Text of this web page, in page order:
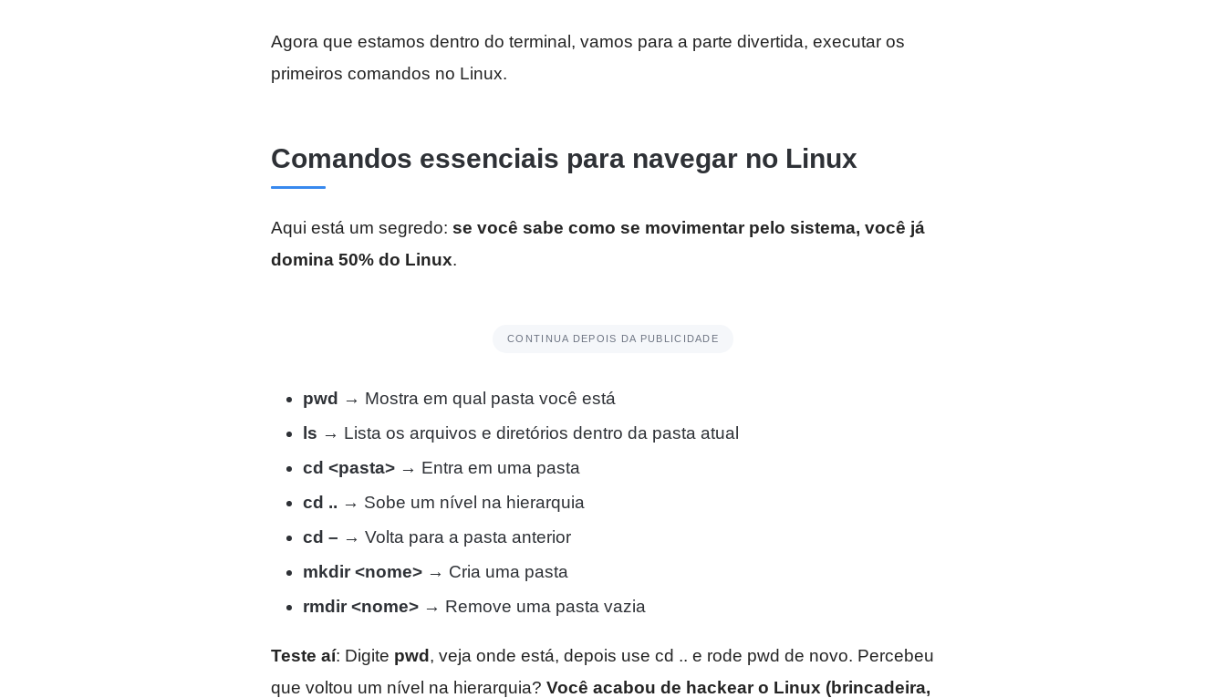
Agora que estamos dentro do terminal, vamos para a parte divertida, executar os
primeiros comandos no Linux.
Comandos essenciais para navegar no Linux
Aqui está um segredo: se você sabe como se movimentar pelo sistema, você já
domina 50% do Linux.
CONTINUA DEPOIS DA PUBLICIDADE
pwd → Mostra em qual pasta você está
ls → Lista os arquivos e diretórios dentro da pasta atual
cd <pasta> → Entra em uma pasta
cd .. → Sobe um nível na hierarquia
cd – → Volta para a pasta anterior
mkdir <nome> → Cria uma pasta
rmdir <nome> → Remove uma pasta vazia
Teste aí: Digite pwd , veja onde está, depois use cd .. e rode pwd de novo. Percebeu
que voltou um nível na hierarquia? Você acabou de hackear o Linux (brincadeira,